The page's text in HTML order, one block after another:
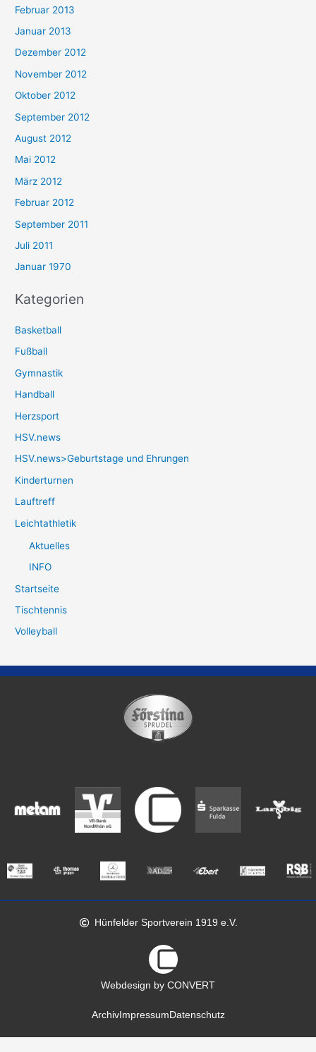
Februar 2013
Januar 2013
Dezember 2012
November 2012
Oktober 2012
September 2012
August 2012
Mai 2012
März 2012
Februar 2012
September 2011
Juli 2011
Januar 1970
Kategorien
Basketball
Fußball
Gymnastik
Handball
Herzsport
HSV.news
HSV.news>Geburtstage und Ehrungen
Kinderturnen
Lauftreff
Leichtathletik
Aktuelles
INFO
Startseite
Tischtennis
Volleyball
Hünfelder Sportverein 1919 e.V.
Webdesign by CONVERT
ArchivImpressumDatenschutz